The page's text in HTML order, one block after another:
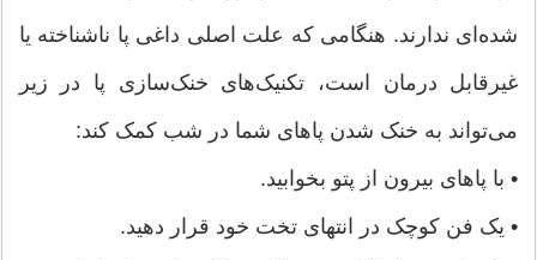
شده‌ای ندارند. هنگامی که علت اصلی داغی پا ناشناخته یا
غیرقابل درمان است، تکنیک‌های خنک‌سازی پا در زیر
می‌تواند به خنک شدن پاهای شما در شب کمک کند:
• با پاهای بیرون از پتو بخوابید.
• یک فن کوچک در انتهای تخت خود قرار دهید.